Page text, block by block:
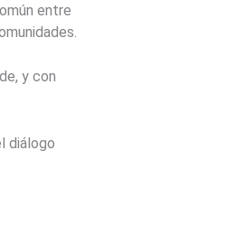
entre
y con
diálogo